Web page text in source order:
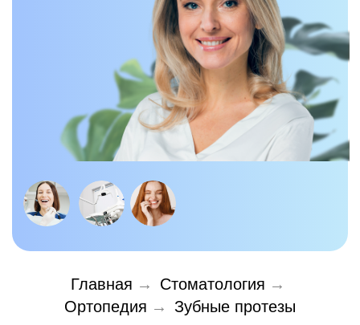
Главная → Стоматология →
Ортопедия → Зубные протезы
Установка съемных зубных
протезов в Ростове-на-Дону. Ищете
надежное решение при отсутствии
зубов? В "Клинике Лазерной
Медицины" в Ростове-на-Дону мы
предлагаем установкусъемных
зубных протезов
работают на современном
оборудовании, гарантируя